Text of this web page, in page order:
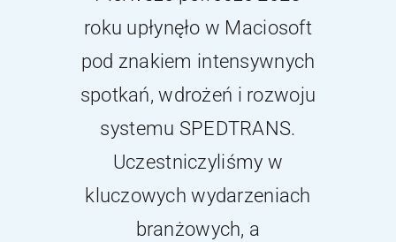
roku upłynęło w Maciosoft
pod znakiem intensywnych
spotkań, wdrożeń i rozwoju
systemu SPEDTRANS.
Uczestniczyliśmy w
kluczowych wydarzeniach
branżowych, a